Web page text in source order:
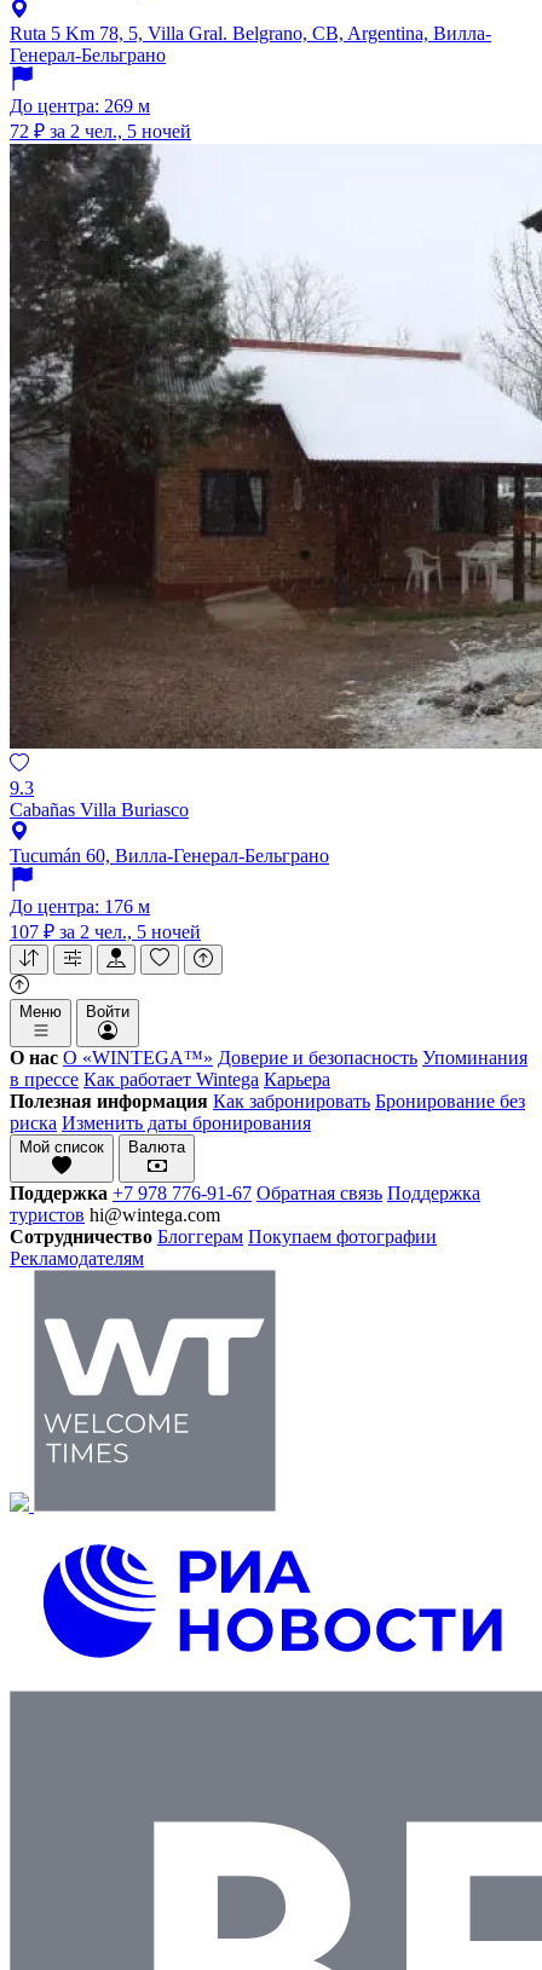
Ruta 5 Km 78, 5, Villa Gral. Belgrano, CB, Argentina, Вилла-
Генерал-Бельграно
До центра: 269 м
72 ₽ за 2 чел., 5 ночей
9.3
Cabañas Villa Buriasco
Tucumán 60, Вилла-Генерал-Бельграно
До центра: 176 м
107 ₽ за 2 чел., 5 ночей
Меню Войти
О нас О «WINTEGA™» Доверие и безопасность Упоминания
в прессе Как работает Wintega Карьера
Полезная информация Как забронировать Бронирование без
риска Изменить даты бронирования
Мой список Валюта
Поддержка +7 978 776-91-67 Обратная связь Поддержка
туристов hi@wintega.com
Сотрудничество Блоггерам Покупаем фотографии
Рекламодателям